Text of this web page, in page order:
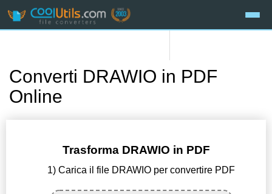
Converti DRAWIO in PDF
Online
Trasforma DRAWIO in PDF
1) Carica il file DRAWIO per convertire PDF